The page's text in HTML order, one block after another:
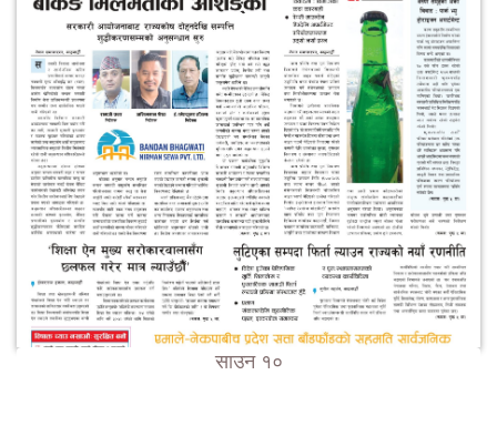
साउन १०